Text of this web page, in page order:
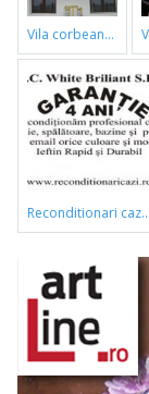
vila corbeanca
reconditionari cazi de baie